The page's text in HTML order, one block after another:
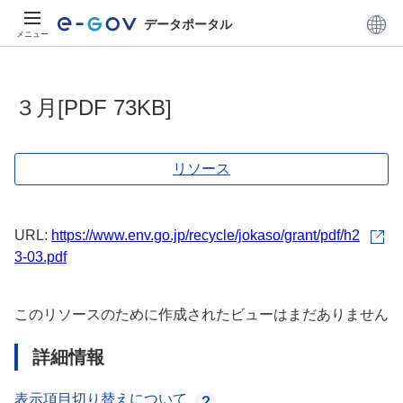
メニュー
データポータル
３月[PDF 73KB]
リソース
URL: https://www.env.go.jp/recycle/jokaso/grant/pdf/h2
3-03.pdf
このリソースのために作成されたビューはまだありません
詳細情報
表示項目切り替えについて